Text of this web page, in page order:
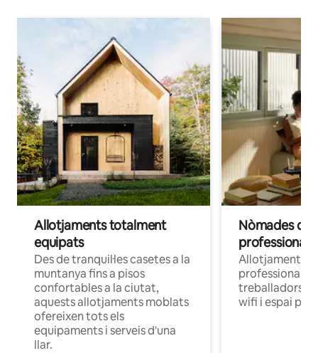
Allotjaments totalment
equipats
Des de tranquil·les casetes a la
muntanya fins a pisos
confortables a la ciutat,
aquests allotjaments moblats
ofereixen tots els
equipaments i serveis d'una
llar.
Nòmades
Allotjaments
professionals
treballadors a
wifi i espai per